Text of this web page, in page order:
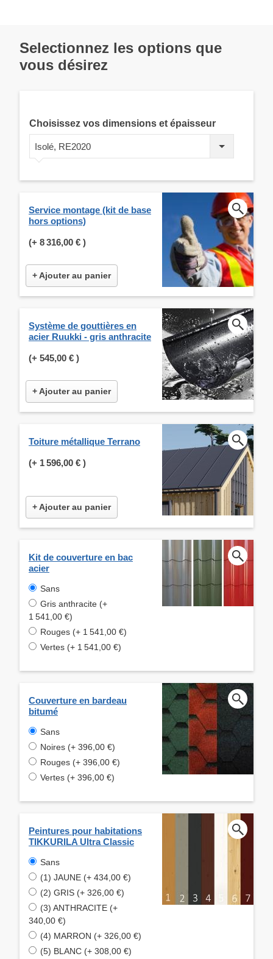
Selectionnez les options que
vous désirez
Choisissez vos dimensions et épaisseur
Isolé, RE2020
Service montage (kit de base
hors options)
(+ 8 316,00 € )
+ Ajouter au panier
Système de gouttières en
acier Ruukki - gris anthracite
(+ 545,00 € )
+ Ajouter au panier
Toiture métallique Terrano
(+ 1 596,00 € )
+ Ajouter au panier
Kit de couverture en bac
acier
Sans
Gris anthracite (+
1 541,00 €)
Rouges (+ 1 541,00 €)
Vertes (+ 1 541,00 €)
Couverture en bardeau
bitumé
Sans
Noires (+ 396,00 €)
Rouges (+ 396,00 €)
Vertes (+ 396,00 €)
Peintures pour habitations
TIKKURILA Ultra Classic
Sans
(1) JAUNE (+ 434,00 €)
(2) GRIS (+ 326,00 €)
(3) ANTHRACITE (+
340,00 €)
(4) MARRON (+ 326,00 €)
(5) BLANC (+ 308,00 €)